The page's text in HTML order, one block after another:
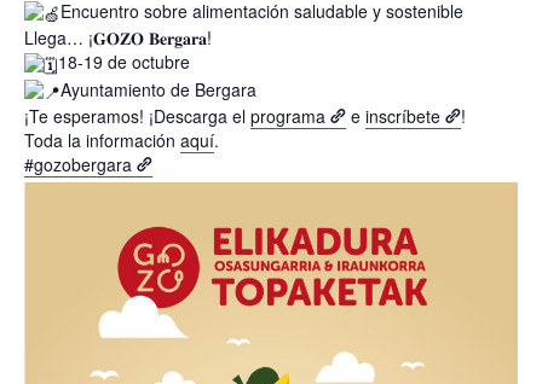
Encuentro sobre alimentación saludable y sostenible
Llega… ¡𝐆𝐎𝐙𝐎 𝐁𝐞𝐫𝐠𝐚𝐫𝐚!
18-19 de octubre
Ayuntamiento de Bergara
¡Te esperamos! ¡Descarga el programa e inscríbete
!
Toda la información aquí.
#gozobergara